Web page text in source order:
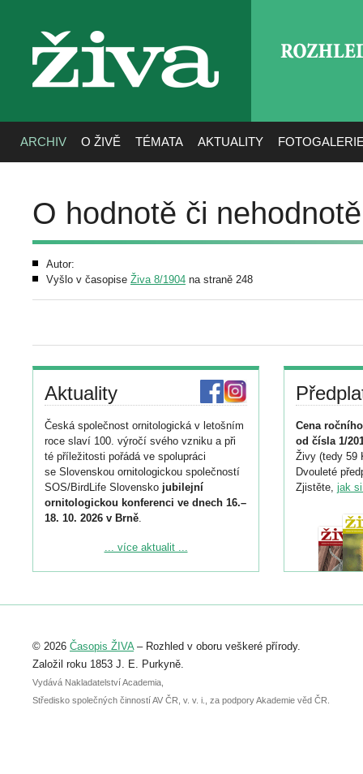
živa
ARCHIV O ŽIVĚ TÉMATA AKTUALITY
O hodnotě či
Autor:
Vyšlo v časopise Živa 8/1904 na straně 248
Aktuality
Česká společnost ornitologická v letošním
roce slaví 100. výročí svého vzniku a při
té příležitosti pořádá ve spolupráci
se Slovenskou ornitologickou společností
SOS/BirdLife Slovensko jubilejní
ornitologickou konferenci ve dnech 16.–
18. 10. 2026 v Brně.
Podrobnější informace ke konferenci
Registrovat se můžete do 6. září.
abstraktu přihlášené přednášky nebo
posteru je už 30. června.
... více aktualit ...
Cena
od čísla 1/
Živy (tedy 59
Dvouleté
Zjistěte, jak
© 2026 Časopis ŽIVA– Rozhled v oboru veškeré přírody.
Založil roku 1853 J. E. Purkyně.
Vydává Nakladatelství Academia,
Středisko společných činností AV ČR, v. v. i., za podpory Akademie věd ČR.